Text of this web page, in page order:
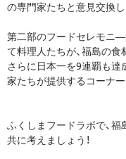
の専門家たちと意見交換し
第二部のフードセレモニ―
て料理人たちが、福島の食
さらに日本一を9連覇も達
家たちが提供するコーナー
ふくしまフードラボで、福
共に考えましょう！